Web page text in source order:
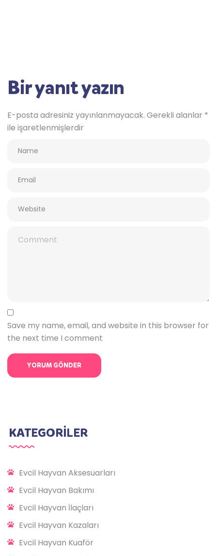
Bir yanıt yazın
E-posta adresiniz yayınlanmayacak. Gerekli alanlar *
ile işaretlenmişlerdir
Save my name, email, and website in this browser for
the next time I comment
KATEGORİLER
Evcil Hayvan Aksesuarları
Evcil Hayvan Bakımı
Evcil Hayvan İlaçları
Evcil Hayvan Kazaları
Evcil Hayvan Kuaför